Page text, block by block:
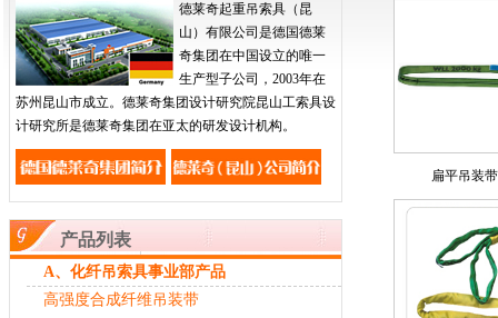
德莱奇起重吊索具（昆
山）有限公司是德国德莱
奇集团在中国设立的唯一
生产型子公司，2003年在
苏州昆山市成立。德莱奇集团设计研究院昆山工索具设
计研究所是德莱奇集团在亚太的研发设计机构。
产品列表
A、化纤吊索具事业部产品
高强度合成纤维吊装带
扁平吊装